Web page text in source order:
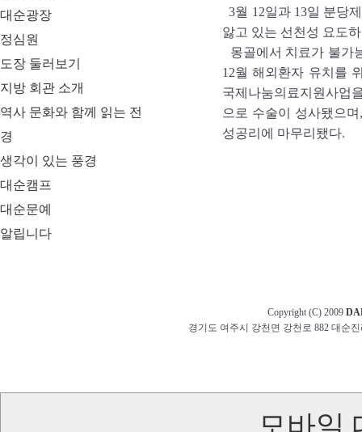
대순광장
정심원
도장 둘러보기
지방 회관 소개
역사 문화와 함께 읽는 전
경
생각이 있는 풍경
대순캠프
대순문예
알립니다
3월 12일과 13일 분당
앓고 있는 선천성 요도
몽골에서 치료가 불가
12월 해외환자 유치를
국제나눔의료지원사업
으로 수술이 성사됐으
성공리에 마무리됐다.
Copyright (C) 2009
경기도 여주시 강천면 강천로 882 대순진
모바일